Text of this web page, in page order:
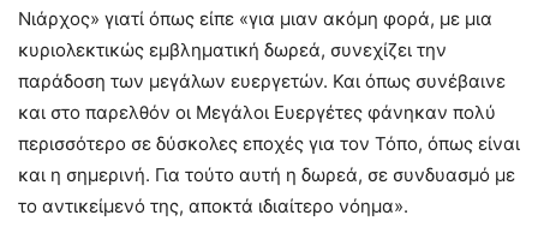
Νιάρχος» γιατί όπως είπε «για μιαν ακόμη φορά, με μια
κυριολεκτικώς εμβληματική δωρεά, συνεχίζει την
παράδοση των μεγάλων ευεργετών. Και όπως συνέβαινε
και στο παρελθόν οι Μεγάλοι Ευεργέτες φάνηκαν πολύ
περισσότερο σε δύσκολες εποχές για τον Τόπο, όπως είναι
και η σημερινή. Για τούτο αυτή η δωρεά, σε συνδυασμό με
το αντικείμενό της, αποκτά ιδιαίτερο νόημα».